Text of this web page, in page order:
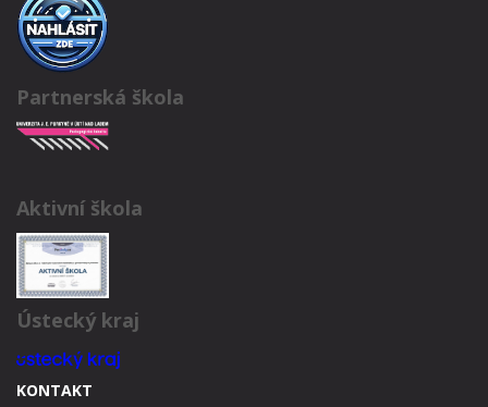
Partnerská škola
Aktivní škola
Ústecký kraj
KONTAKT